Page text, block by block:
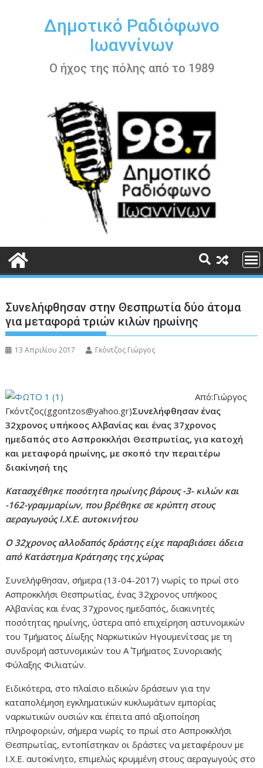
περιεχόμενοΔημοτικό Ραδιόφωνο
Ιωαννίνων
Ο ήχος της πόλης από το 1989
Συνελήφθησαν στην Θεσπρωτία δύο άτομα
για μεταφορά τριών κιλών ηρωίνης
13 Απριλίου 2017 Γκόντζος Γιώργος
Από:Γιώργος
Γκόντζος(ggontzos@yahoo.gr)Συνελήφθησαν ένας
32χρονος υπήκοος Αλβανίας και ένας 37χρονος
ημεδαπός στο Ασπροκκλήσι Θεσπρωτίας, για κατοχή
και μεταφορά ηρωίνης, με σκοπό την περαιτέρω
διακίνησή της
Κατασχέθηκε ποσότητα ηρωίνης βάρους -3- κιλών και
-162-γραμμαρίων, που βρέθηκε σε κρύπτη στους
αεραγωγούς Ι.Χ.Ε. αυτοκινήτου
Ο 32χρονος αλλοδαπός δράστης είχε παραβιάσει άδεια
από Κατάστημα Κράτησης της χώρας
Συνελήφθησαν, σήμερα (13-04-2017) νωρίς το πρωί στο
Ασπροκκλήσι Θεσπρωτίας, ένας 32χρονος υπήκοος
Αλβανίας και ένας 37χρονος ημεδαπός, διακινητές
ποσότητας ηρωίνης, ύστερα από επιχείρηση αστυνομικών
του Τμήματος Δίωξης Ναρκωτικών Ηγουμενίτσας με τη
συνδρομή αστυνομικών του Α΄ Τμήματος Συνοριακής
Φύλαξης Φιλιατών.
Ειδικότερα, στο πλαίσιο ειδικών δράσεων για την
καταπολέμηση εγκληματικών κυκλωμάτων εμπορίας
ναρκωτικών ουσιών και έπειτα από αξιοποίηση
πληροφοριών, σήμερα νωρίς το πρωί στο Ασπροκκλήσι
Θεσπρωτίας, εντοπίστηκαν οι δράστες να μεταφέρουν με
Ι.Χ.Ε. αυτοκίνητο, επιμελώς κρυμμένη στους αεραγωγούς στο